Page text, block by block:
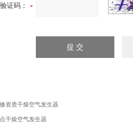
验证码：
资质干燥空气发生器
干燥空气发生器